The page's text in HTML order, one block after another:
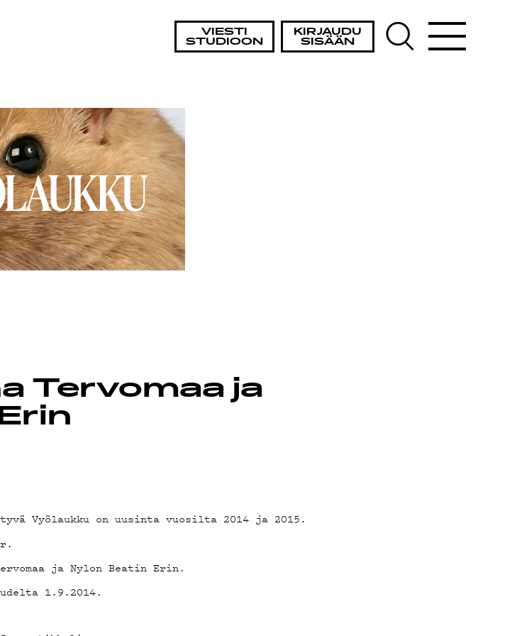
VIESTI
STUDIOON
KIRJAUDU
SISÄÄN
Tervomaa ja
Vyölaukku on uusinta vuosilta 2014 ja 2015.
ja Nylon Beatin Erin.
1.9.2014.